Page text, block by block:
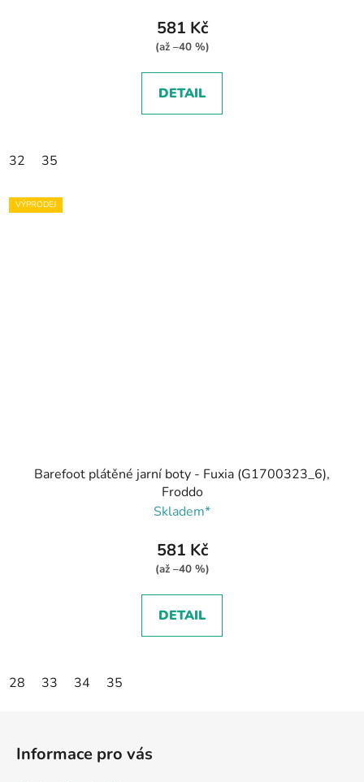
581 Kč
(až –40 %)
DETAIL
32 35
VÝPRODEJ
Barefoot plátěné jarní boty - Fuxia (G1700323_6),
Froddo
Skladem*
581 Kč
(až –40 %)
DETAIL
28 33 34 35
Informace pro vás